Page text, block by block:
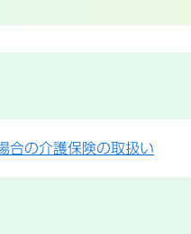
合の介護保険の取扱い